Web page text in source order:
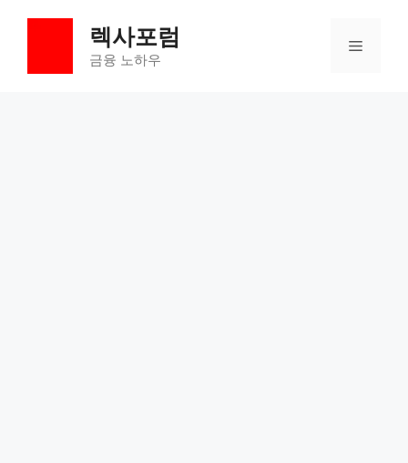
렉사포럼
금융 노하우
메